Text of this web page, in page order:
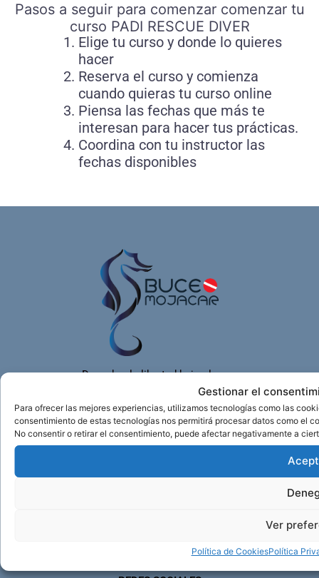
Gestionar el
Para ofrecer las mejores experiencias, utilizamos tecnologías como las
consentimiento de estas tecnologías nos permitirá procesar datos como el
No consentir o retirar el consentimiento, puede afectar negativamente a
Ver
Política de CookiesPolítica
Pasos a seguir para comenzar comenzar tu
curso PADI RESCUE DIVER
Elige tu curso y donde lo quieres
hacer
Reserva el curso y comienza
cuando quieras tu curso online
Piensa las fechas que más te
interesan para hacer tus prácticas.
Coordina con tu instructor las
fechas disponibles
Descubre la libertad bajo el agua
ENLACES
Aviso Legal
Política de Privacidad de Datos